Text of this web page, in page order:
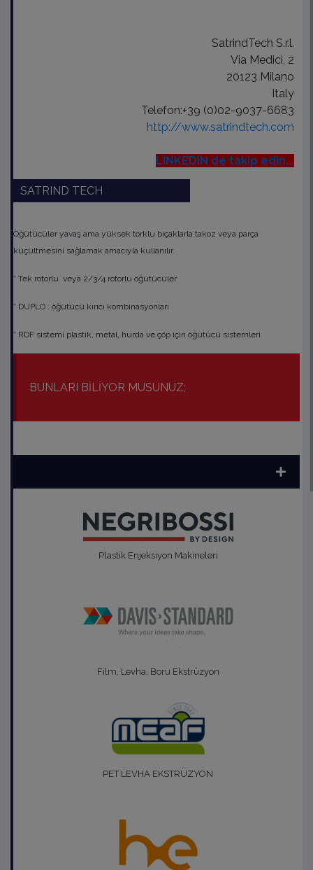
SatrindTech S.r.l.
Via Medici, 2
20123 Milano
Italy
Telefon:+39 (0)02-9037-6683
http://www.satrindtech.com
LINKEDIN de takip edin...
SATRIND TECH
Öğütücüler yavaş ama yüksek torklu bıçaklarla takoz veya parça
küçültmesini sağlamak amacıyla kullanılır.
* Tek rotorlu veya 2/3/4 rotorlu öğütücüler
* DUPLO : öğütücü kırıcı kombinasyonları
* RDF sistemi plastik, metal, hurda ve çöp için öğütücü sistemleri
BUNLARI BİLİYOR MUSUNUZ;
Plastik Enjeksiyon Makineleri
Film, Levha, Boru Ekstrüzyon
PET LEVHA EKSTRÜZYON